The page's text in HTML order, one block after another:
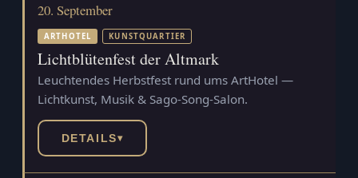
20. September
ARTHOTEL KUNSTQUARTIER
Lichtblütenfest der Altmark
Leuchtendes Herbstfest rund ums ArtHotel —
Lichtkunst, Musik & Sago-Song-Salon.
DETAILS▾